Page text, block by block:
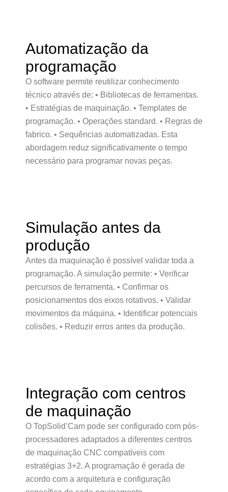
Automatização da
programação
O software permite reutilizar conhecimento
técnico através de: • Bibliotecas de ferramentas.
• Estratégias de maquinação. • Templates de
programação. • Operações standard. • Regras de
fabrico. • Sequências automatizadas. Esta
abordagem reduz significativamente o tempo
necessário para programar novas peças.
Simulação antes da
produção
Antes da maquinação é possível validar toda a
programação. A simulação permite: • Verificar
percursos de ferramenta. • Confirmar os
posicionamentos dos eixos rotativos. • Validar
movimentos da máquina. • Identificar potenciais
colisões. • Reduzir erros antes da produção.
Integração com centros
de maquinação
O TopSolid’Cam pode ser configurado com pós-
processadores adaptados a diferentes centros
de maquinação CNC compatíveis com
estratégias 3+2. A programação é gerada de
acordo com a arquitetura e configuração